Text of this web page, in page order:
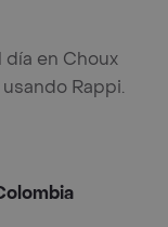
en Choux
Rappi.